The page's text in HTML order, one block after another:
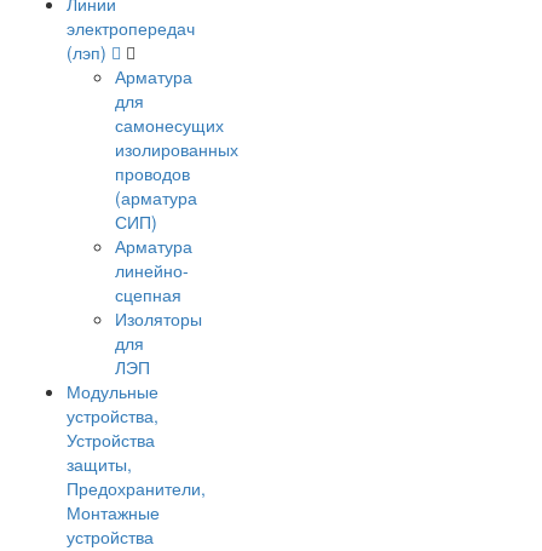
электропередач
(лэп)
Арматура
для
самонесущих
изолированных
проводов
(арматура
СИП)
Арматура
линейно-
сцепная
Изоляторы
для
ЛЭП
Модульные
устройства,
Устройства
защиты,
Предохранители,
Монтажные
устройства